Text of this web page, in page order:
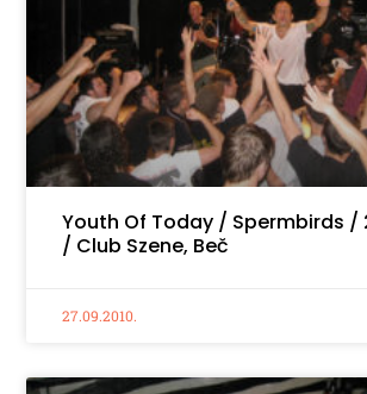
Youth Of Today / Spermbirds /
/ Club Szene, Beč
27.09.2010.